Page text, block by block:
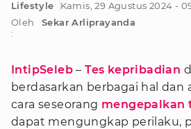
Lifestyle
Kamis, 29 Agustus 2024 -
Oleh
:
Sekar Arliprayanda
IntipSeleb –Tes kepribadian
berdasarkan berbagai hal dan
cara seseorang mengepalkan
dapat mengungkap perilaku,